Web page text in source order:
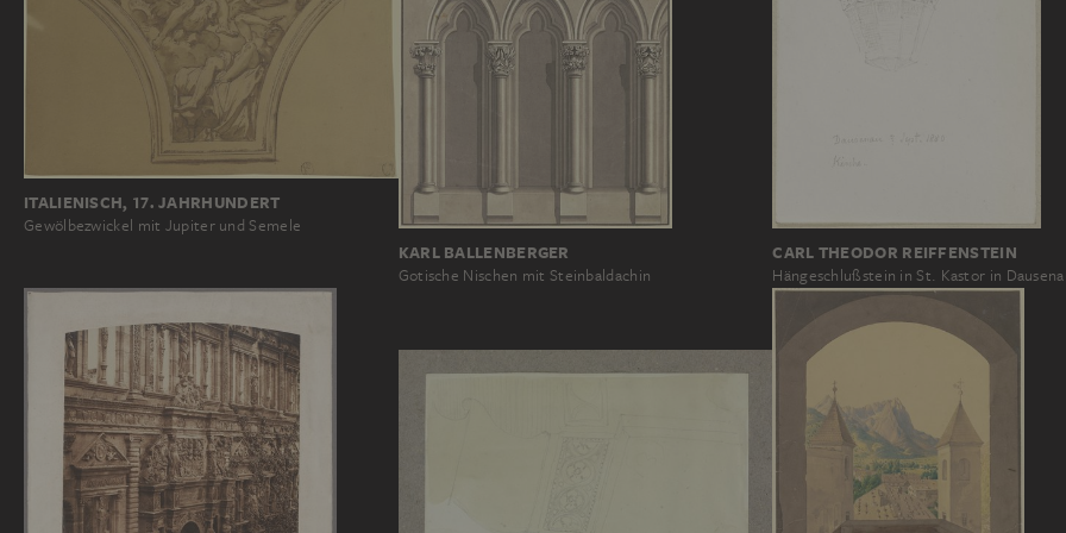
ITALIENISCH, 17. JAHRHUNDERT
Gewölbezwickel mit Jupiter und Semele
KARL BALLENBERGER
Gotische Nischen mit Steinbaldachin
CARL THEODOR REIFFENSTEIN
Hängeschlußstein in St. Kastor in